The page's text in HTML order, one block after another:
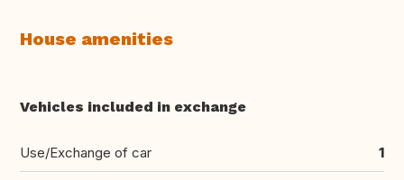
House amenities
Vehicles included in exchange
Use/Exchange of car 1